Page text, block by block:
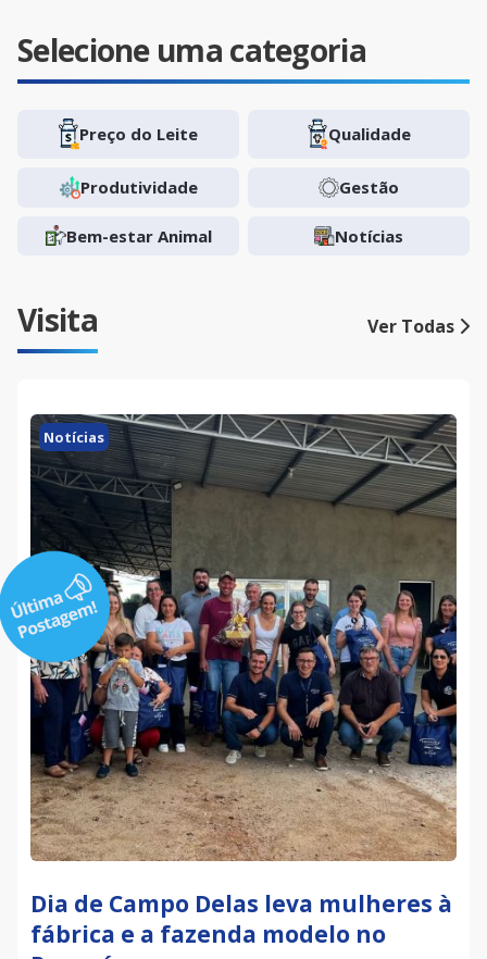
Selecione uma categoria
Preço do Leite Qualidade
Produtividade Gestão
Bem-estar Animal Notícias
Visita Ver Todas
Notícias
Dia de Campo Delas leva mulheres à
fábrica e a fazenda modelo no